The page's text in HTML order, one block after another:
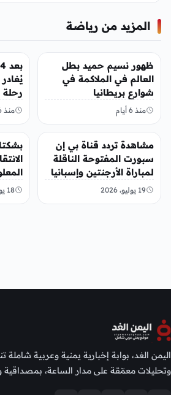
المزيد من رياضة
رياضة
ظهور نسيم حميد بطل
العالم في الملاكمة في
شوارع بريطانيا
منذ 6 أيام
رياضة
رحلة
منذ 6 أيام
رياضة
مشاهدة تردد قناة بي إن
سبورت المفتوحة الناقلة
لمباراة الأرجنتين وإسبانيا
في نهائي كأس العالم
19 يوليو، 2026
رياضة
18 يوليو، 2026
اليمن الغد، بوابة إخبارية يمنية وعربية شاملة
وتحليلات معمّقة على مدار الساعة، بمصداقية